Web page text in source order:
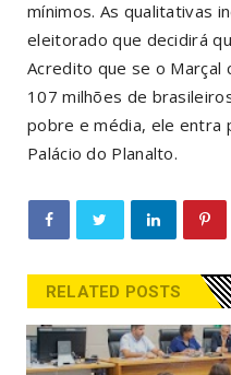
mínimos. As qualitativas
eleitorado que decidirá
Acredito que se o Marçal
107 milhões de
pobre e média, ele entra
Palácio do Planalto.
RELATED POSTS